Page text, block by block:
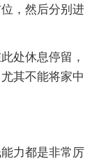
，然后分别进
处休息停留，
其不能将家中
力都是非常厉